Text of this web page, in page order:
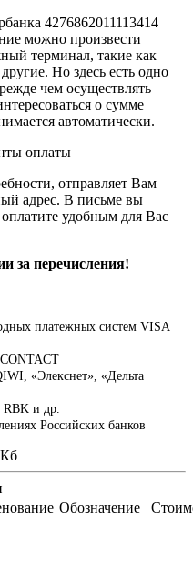
4276862011113414
можно произвести
терминал, такие как
Но здесь есть одно
чем осуществлять
о сумме
автоматически.
оплаты
отправляет Вам
адрес. В письме вы
удобным для Вас
за перечисления!
платежных систем VISA
«Элекснет», «Дельта
и др.
Российских банков
Обозначение